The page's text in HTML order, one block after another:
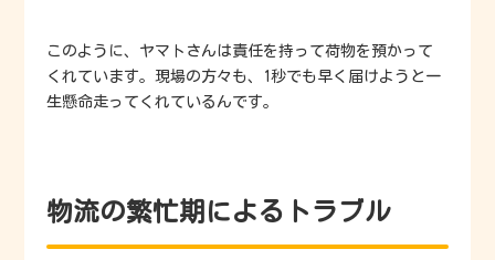
このように、ヤマトさんは責任を持って荷物を預かって
くれています。現場の方々も、1秒でも早く届けようと一
生懸命走ってくれているんです。
物流の繁忙期によるトラブル